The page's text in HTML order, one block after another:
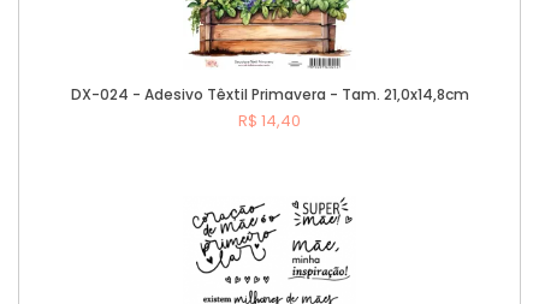
DX-024 - Adesivo Têxtil Primavera - Tam. 21,0x14,8cm
R$ 14,40